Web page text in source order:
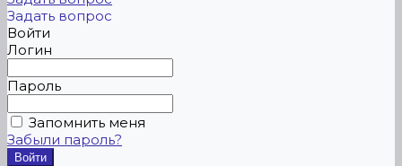
Задать вопрос
Войти
Логин
Пароль
Запомнить меня
Забыли пароль?